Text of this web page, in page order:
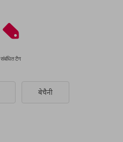
संबंधित टैग
बेचैनी